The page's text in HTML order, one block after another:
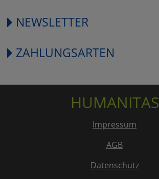
NEWSLETTER
ZAHLUNGSARTEN
HUMANITAS
Impressum
AGB
Datenschutz